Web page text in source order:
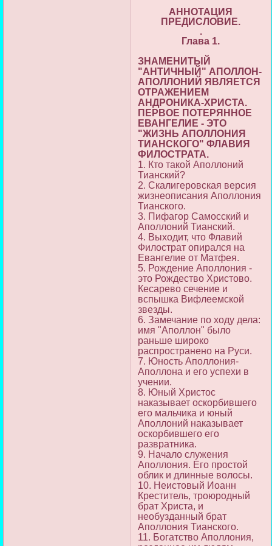
АННОТАЦИЯ
ПРЕДИСЛОВИЕ.
.
Глава 1.
ЗНАМЕНИТЫЙ
"АНТИЧНЫЙ" АПОЛЛОН-
АПОЛЛОНИЙ ЯВЛЯЕТСЯ
ОТРАЖЕНИЕМ
АНДРОНИКА-ХРИСТА.
ПЕРВОЕ ПОТЕРЯННОЕ
ЕВАНГЕЛИЕ - ЭТО
"ЖИЗНЬ АПОЛЛОНИЯ
ТИАНСКОГО" ФЛАВИЯ
ФИЛОСТРАТА.
1. Кто такой Аполлоний
Тианский?
2. Скалигеровская версия
жизнеописания Аполлония
Тианского.
3. Пифагор Самосский и
Аполлоний Тианский.
4. Выходит, что Флавий
Филострат опирался на
Евангелие от Матфея.
5. Рождение Аполлония -
это Рождество Христово.
Кесарево сечение и
вспышка Вифлеемской
звезды.
6. Замечание по ходу дела:
имя "Аполлон" было
раньше широко
распространено на Руси.
7. Юность Аполлония-
Аполлона и его успехи в
учении.
8. Юный Христос
наказывает оскорбившего
его мальчика и юный
Аполлоний наказывает
оскорбившего его
развратника.
9. Начало служения
Аполлония. Его простой
облик и длинные волосы.
10. Неистовый Иоанн
Креститель, троюродный
брат Христа, и
необузданный брат
Аполлония Тианского.
11. Богатство Аполлония,